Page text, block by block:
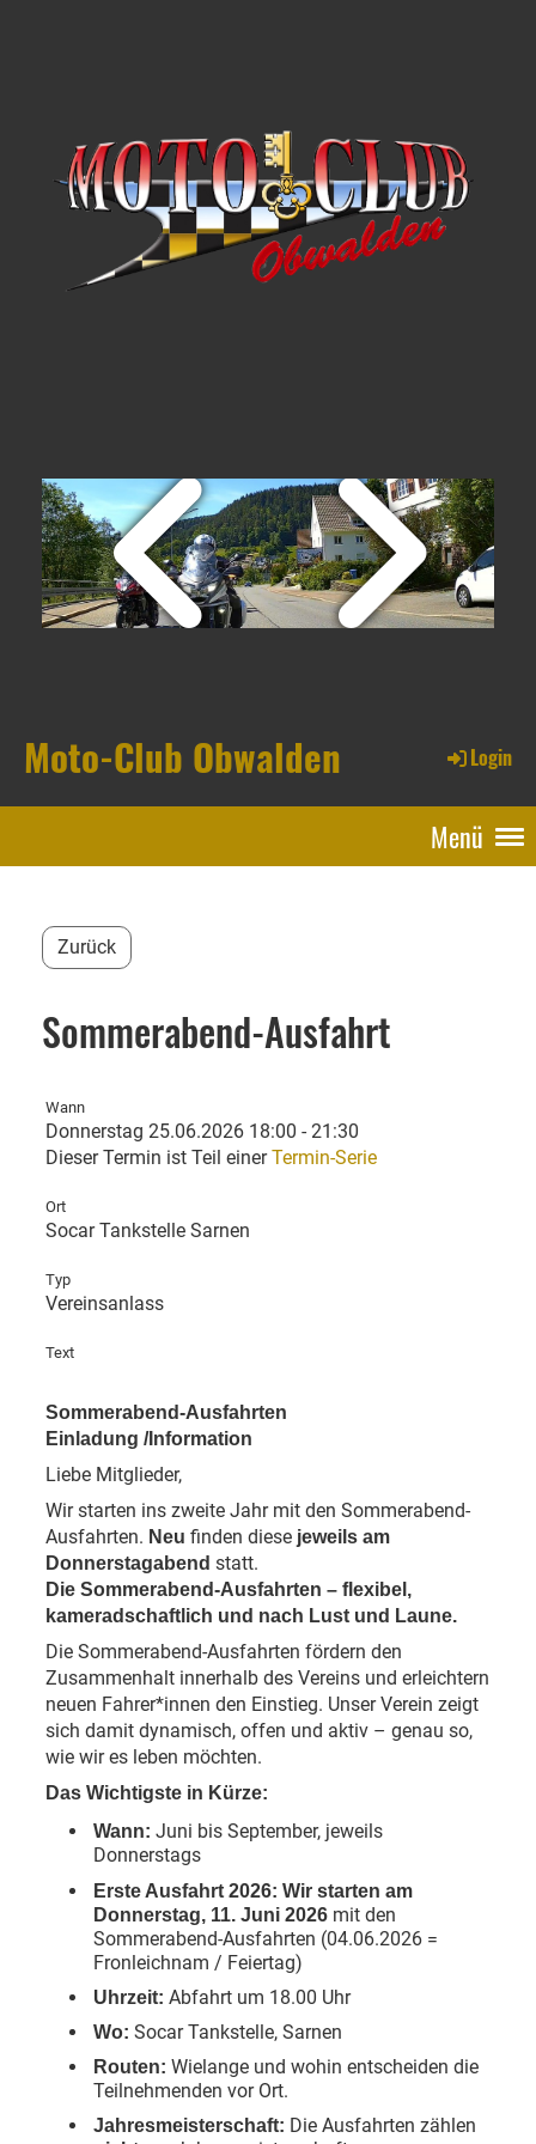
Moto-Club Obwalden Login
Menü
Zurück
Sommerabend-Ausfahrt
Wann
Donnerstag 25.06.2026 18:00 - 21:30
Dieser Termin ist Teil einerTermin-Serie
Ort
Socar Tankstelle Sarnen
Typ
Vereinsanlass
Text
Sommerabend-Ausfahrten
Einladung /Information
Liebe Mitglieder,
Wir starten ins zweite Jahr mit den Sommerabend-
Ausfahrten. Neu finden diese jeweils am
Donnerstagabend statt.
Die Sommerabend-Ausfahrten – flexibel,
kameradschaftlich und nach Lust und Laune.
Die Sommerabend-Ausfahrten fördern den
Zusammenhalt innerhalb des Vereins und erleichtern
neuen Fahrer*innen den Einstieg. Unser Verein zeigt
sich damit dynamisch, offen und aktiv – genau so,
wie wir es leben möchten.
Das Wichtigste in Kürze:
Wann: Juni bis September, jeweils
Donnerstags
Erste Ausfahrt 2026: Wir starten am
Donnerstag, 11. Juni 2026mit den
Sommerabend-Ausfahrten (04.06.2026 =
Fronleichnam / Feiertag)
Uhrzeit: Abfahrt um 18.00 Uhr
Wo: Socar Tankstelle, Sarnen
Routen: Wielange und wohin entscheiden die
Teilnehmenden vor Ort.
Jahresmeisterschaft: Die Ausfahrten zählen